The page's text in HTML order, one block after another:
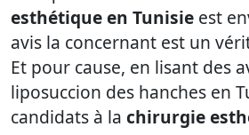
esthétique en Tunisie est
avis la concernant est un
Et pour cause, en lisant des
liposuccion des hanches en
candidats à la chirurgie